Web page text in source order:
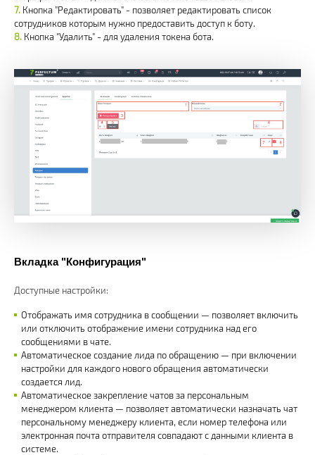
Кнопка "Редактировать" - позволяет редактировать список
сотрудников которым нужно предоставить доступ к боту.
Кнопка "Удалить" - для удаления токена бота.
Вкладка "Конфигурация"
Доступные настройки:
Отображать имя сотрудника в сообщении — позволяет включить
или отключить отображение имени сотрудника над его
сообщениями в чате.
Автоматическое создание лида по обращению — при включении
настройки для каждого нового обращения автоматически
создается лид.
Автоматическое закрепление чатов за персональным
менеджером клиента — позволяет автоматически назначать чат
персональному менеджеру клиента, если номер телефона или
электронная почта отправителя совпадают с данными клиента в
системе.